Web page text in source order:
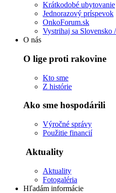
Krátkodobé ubytovanie
Jednorazový príspevok
OnkoForum.sk
Vystrihaj sa Slovensko
O nás
O lige proti rakovine
Kto sme
Z histórie
Ako sme hospodárili
Výročné správy
Použitie financií
Aktuality
Aktuality
Fotogaléria
Hľadám informácie